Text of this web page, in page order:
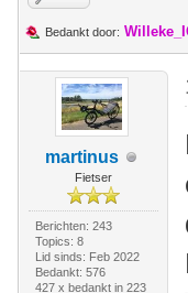
Bedankt door:
martinus
Fietser
Berichten: 243
Topics: 8
Lid sinds: Feb 2022
Bedankt: 576
427 x bedankt in 223